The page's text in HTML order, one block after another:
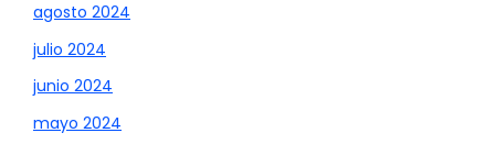
agosto 2024
julio 2024
junio 2024
mayo 2024